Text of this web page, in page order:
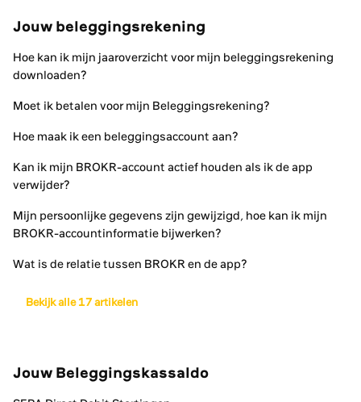
Jouw beleggingsrekening
Hoe kan ik mijn jaaroverzicht voor mijn beleggingsrekening
downloaden?
Moet ik betalen voor mijn Beleggingsrekening?
Hoe maak ik een beleggingsaccount aan?
Kan ik mijn BROKR-account actief houden als ik de app
verwijder?
Mijn persoonlijke gegevens zijn gewijzigd, hoe kan ik mijn
BROKR-accountinformatie bijwerken?
Wat is de relatie tussen BROKR en de app?
Bekijk alle 17 artikelen
Jouw Beleggingskassaldo